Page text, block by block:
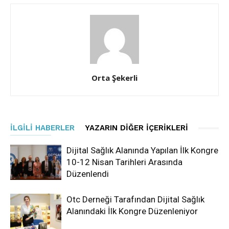
Orta Şekerli
İLGILI HABERLER YAZARIN DIĞER İÇERIKLERI
Dijital Sağlık Alanında Yapılan İlk Kongre
10-12 Nisan Tarihleri Arasında
Düzenlendi
Otc Derneği Tarafından Dijital Sağlık
Alanındaki İlk Kongre Düzenleniyor